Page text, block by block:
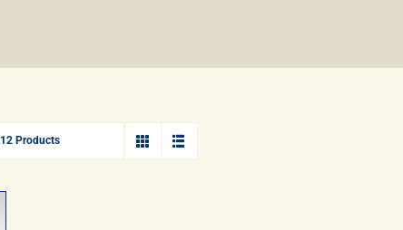
12 Products